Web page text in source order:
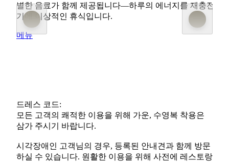
별한 음료가 함께 제공됩니다—하루의 에너지를 재충전하
기에 이상적인 휴식입니다.
메뉴
드레스 코드:
모든 고객의 쾌적한 이용을 위해 가운, 수영복 착용은
삼가 주시기 바랍니다.
시각장애인 고객님의 경우, 등록된 안내견과 함께 방문
하실 수 있습니다. 원활한 이용을 위해 사전에 레스토랑